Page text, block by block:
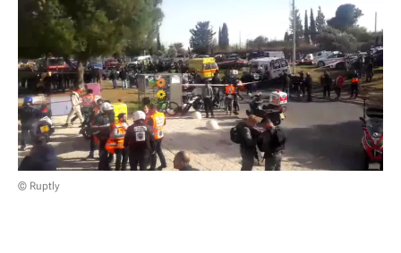
© Ruptly